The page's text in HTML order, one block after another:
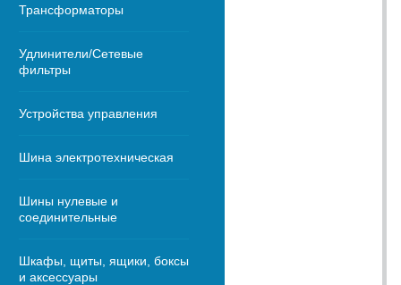
Трансформаторы
Удлинители/Сетевые
фильтры
Устройства управления
Шина электротехническая
Шины нулевые и
соединительные
Шкафы, щиты, ящики, боксы
и аксессуары